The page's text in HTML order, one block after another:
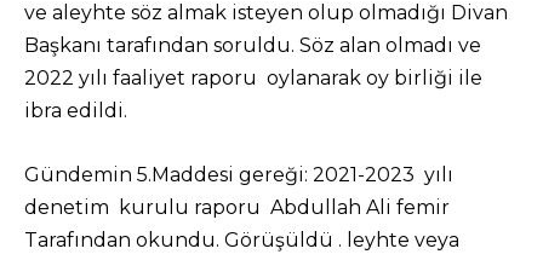
ve aleyhte söz almak isteyen olup olmadığı Divan
Başkanı tarafından soruldu. Söz alan olmadı ve
2022 yılı faaliyet raporu oylanarak oy birliği ile
ibra edildi.
Gündemin 5.Maddesi gereği: 2021-2023 yılı
denetim kurulu raporu Abdullah Ali femir
Tarafından okundu. Görüşüldü . leyhte veya